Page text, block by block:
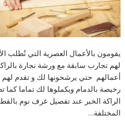
يقومون بالأعمال العصرية التي تُطلب
لهم تجارب سابقة مع ورشة نجارة
أعمالهم حتي يرشحونها لك و تقدم
رخيصة بالدمام ويكملوها لك تماما
الراكة الخبر عند تفصيل غرف نوم
المختلفة…